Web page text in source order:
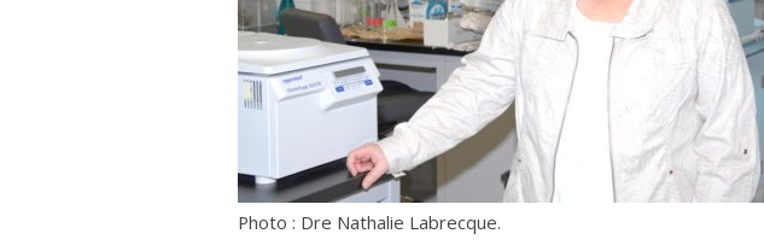
Photo : Dre Nathalie Labrecque.